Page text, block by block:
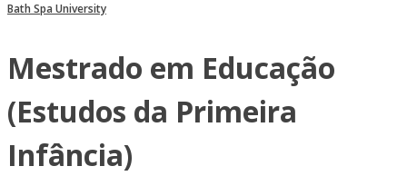
Bath Spa University
Mestrado em Educação
(Estudos da Primeira
Infância)